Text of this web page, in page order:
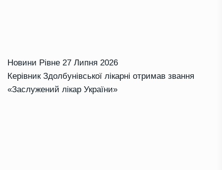
Новини Рівне 27 Липня 2026
Керівник Здолбунівської лікарні отримав звання
«Заслужений лікар України»